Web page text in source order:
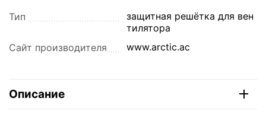
Тип
защитная решётка для вен
тилятора
Сайт производителя
www.arctic.ac
Описание